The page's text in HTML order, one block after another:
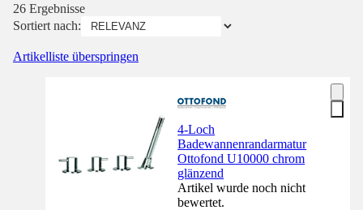
26 Ergebnisse
Sortiert nach:
Artikelliste überspringen
4-Loch
Badewannenrandarmatur
Ottofond U10000 chrom
glänzend
Artikel wurde noch nicht
bewertet.